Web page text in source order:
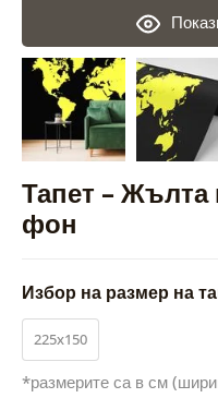
Тапет – Жълта
фон
Избор на размер на
225x150
*размерите са в см